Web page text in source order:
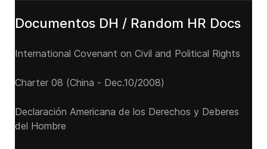
Documentos DH / Random HR Docs
International Covenant on Civil and Political Rights
Charter 08 (China - Dec.10/2008)
Declaración Americana de los Derechos y Deberes
del Hombre